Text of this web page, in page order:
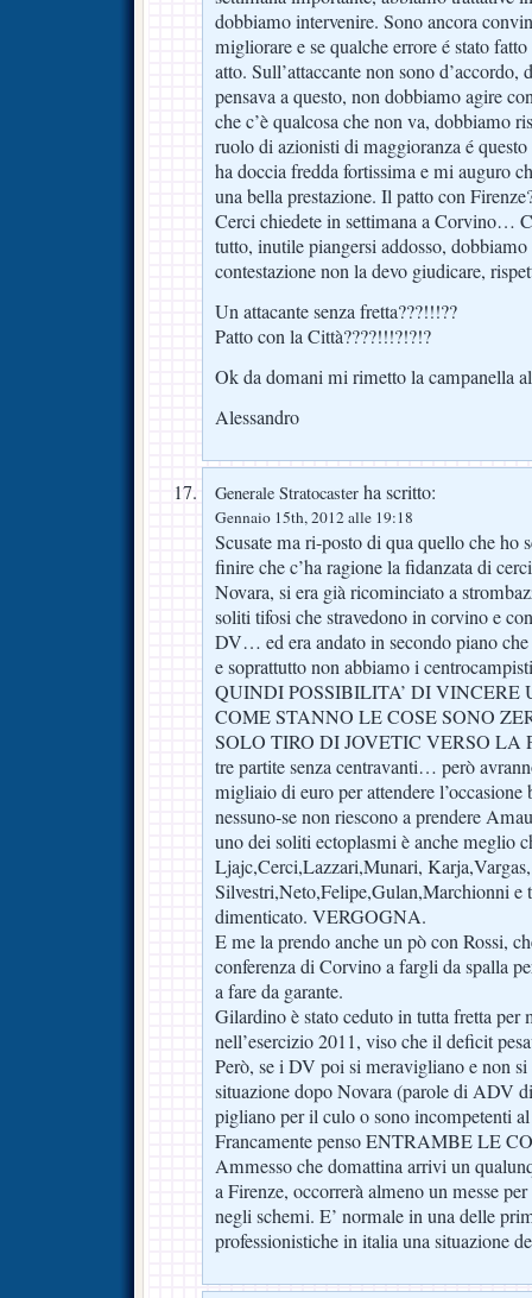
dobbiamo intervenire. Sono ancora
migliorare e se qualche errore é stato
atto. Sull’attaccante non sono d’accordo,
pensava a questo, non dobbiamo agire
che c’è qualcosa che non va, dobbiamo
ruolo di azionisti di maggioranza é questo
ha doccia fredda fortissima e mi auguro
una bella prestazione. Il patto con
Cerci chiedete in settimana a Corvino…
tutto, inutile piangersi addosso, dobbiamo
contestazione non la devo giudicare,
Un attacante senza fretta???!!!??
Patto con la Città????!!!?!?!?
Ok da domani mi rimetto la campanella
Alessandro
Generale Stratocaster ha scritto:
Gennaio 15th, 2012 alle 19:18
Scusate ma ri-posto di qua quello che ho
finire che c’ha ragione la fidanzata di
Novara, si era già ricominciato a
soliti tifosi che stravedono in corvino e
DV… ed era andato in secondo piano
e soprattutto non abbiamo i
QUINDI POSSIBILITA’ DI VINCERE
COME STANNO LE COSE SONO
SOLO TIRO DI JOVETIC VERSO LA
tre partite senza centravanti… però
migliaio di euro per attendere
nessuno-se non riescono a prendere
uno dei soliti ectoplasmi è anche meglio
Ljajc,Cerci,Lazzari,Munari,
Silvestri,Neto,Felipe,Gulan,Marchionni e
dimenticato. VERGOGNA.
E me la prendo anche un pò con Rossi,
conferenza di Corvino a fargli da spalla
a fare da garante.
Gilardino è stato ceduto in tutta fretta per
nell’esercizio 2011, viso che il deficit
Però, se i DV poi si meravigliano e non si
situazione dopo Novara (parole di ADV
pigliano per il culo o sono incompetenti
Francamente penso ENTRAMBE LE
Ammesso che domattina arrivi un
a Firenze, occorrerà almeno un messe
negli schemi. E’ normale in una delle
professionistiche in italia una situazione